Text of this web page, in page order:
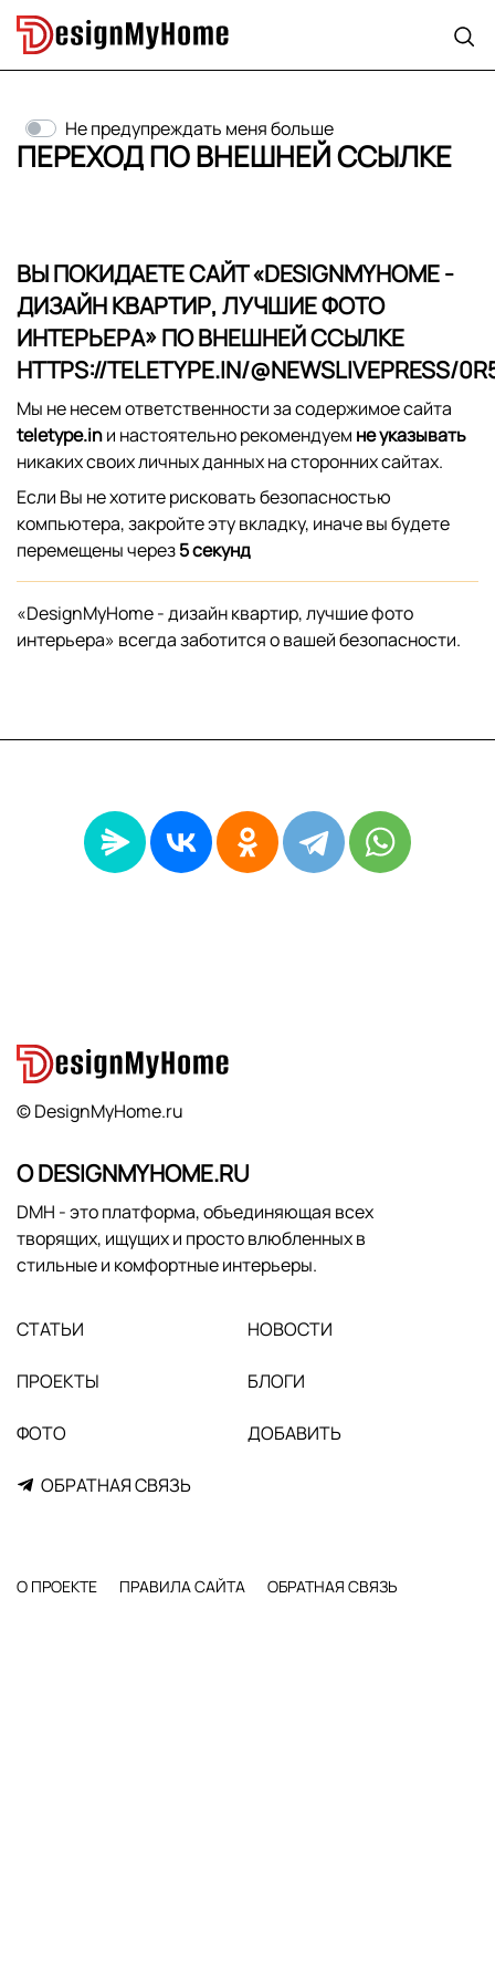
ПЕРЕХОД ПО ВНЕШНЕЙ ССЫЛКЕ
Не предупреждать меня больше
ВЫ ПОКИДАЕТЕ САЙТ «DESIGNMYHOME -
ДИЗАЙН КВАРТИР, ЛУЧШИЕ ФОТО
ИНТЕРЬЕРА» ПО ВНЕШНЕЙ ССЫЛКЕ
HTTPS://TELETYPE.IN/@NEWSLIVEPRESS/
Мы не несем ответственности за содержимое сайта
teletype.inи настоятельно рекомендуем не указывать
никаких своих личных данных на сторонних сайтах.
Если Вы не хотите рисковать безопасностью
компьютера, закройте эту вкладку, иначе вы будете
перемещены через5секунд
«DesignMyHome - дизайн квартир, лучшие фото
интерьера» всегда заботится о вашей безопасности.
© DesignMyHome.ru
О DESIGNMYHOME.RU
DMH - это платформа, объединяющая всех
творящих, ищущих и просто влюбленных в
стильные и комфортные интерьеры.
СТАТЬИ НОВОСТИ
ПРОЕКТЫ БЛОГИ
ФОТО ДОБАВИТЬ
ОБРАТНАЯ СВЯЗЬ
О ПРОЕКТЕ ПРАВИЛА САЙТА ОБРАТНАЯ СВЯЗЬ